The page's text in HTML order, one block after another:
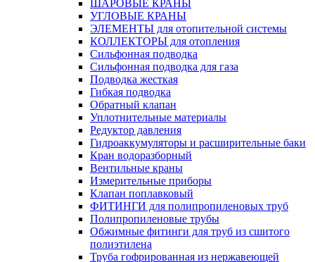
ШАРОВЫЕ КРАНЫ
УГЛОВЫЕ КРАНЫ
ЭЛЕМЕНТЫ для отопительной системы
КОЛЛЕКТОРЫ для отопления
Сильфонная подводка
Cильфонная подводка для газа
Подводка жесткая
Гибкая подводка
Обратный клапан
Уплотнительные материалы
Редуктор давления
Гидроаккумуляторы и расширительные баки
Кран водоразборный
Вентильные краны
Измерительные приборы
Клапан поплавковый
ФИТИНГИ для полипропиленовых труб
Полипропиленовые трубы
Обжимные фитинги для труб из сшитого
полиэтилена
Труба гофрированная из нержавеющей